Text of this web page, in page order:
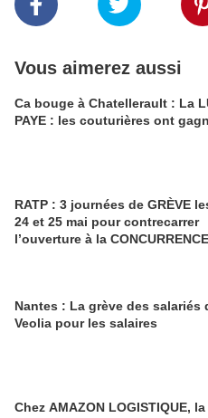
Vous aimerez aussi
Ca bouge à Chatellerault : La
PAYE : les couturières ont
RATP : 3 journées de GRÈVE
24 et 25 mai pour contrecarrer
l’ouverture à la CONCURRENCE
Nantes : La grève des salariés
Veolia pour les salaires
Chez AMAZON LOGISTIQUE,